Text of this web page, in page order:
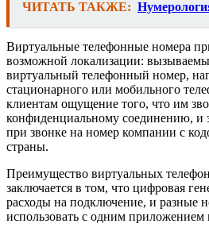
ЧИТАТЬ ТАКЖЕ:
Виртуальные телефонные номера
возможной локализации:
виртуальный телефонный номер,
стационарного или мобильного
клиентам ощущение того, что им
конфиденциальному соединению, и
при звонке на номер компании с
страны.
Преимущество виртуальных
заключается в том, что цифровая
расходы на подключение, и разные
использовать с одним